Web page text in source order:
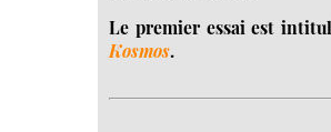
Le premier essai est
Kosmos.